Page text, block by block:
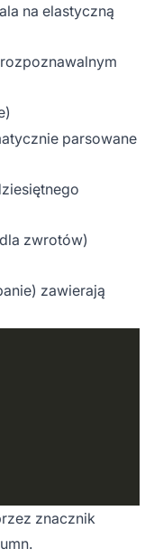
na elastyczną
parsowane
zwrotów)
zawierają
znacznik